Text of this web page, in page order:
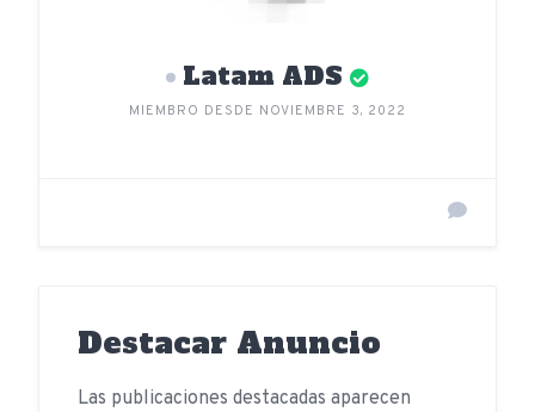
Latam ADS
MIEMBRO DESDE NOVIEMBRE 3, 2022
Destacar Anuncio
Las publicaciones destacadas aparecen